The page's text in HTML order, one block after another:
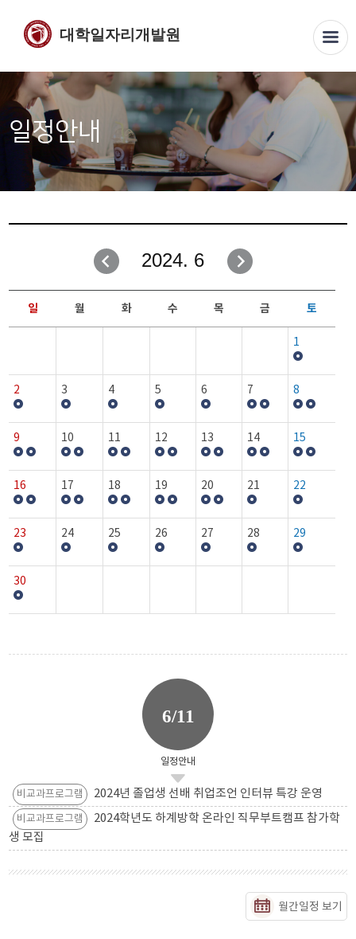
대학일자리개발원
일정안내
2024. 6
일 월 화 수 목 금 토
1
2 3 4 5 6 7 8
9 10 11 12 13 14 15
16 17 18 19 20 21 22
23 24 25 26 27 28 29
30
6/11
일정안내
비교과프로그램 2024년 졸업생 선배 취업조언 인터뷰 특강 운영
비교과프로그램
2024학년도 하계방학 온라인 직무부트캠프 참가학
생 모집
월간일정 보기